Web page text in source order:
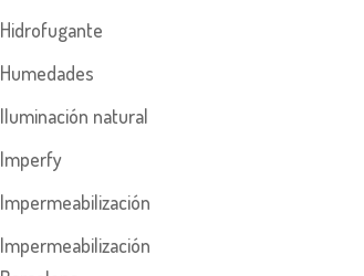
Hidrofugante
Humedades
Iluminación natural
Imperfy
Impermeabilización
Impermeabilización